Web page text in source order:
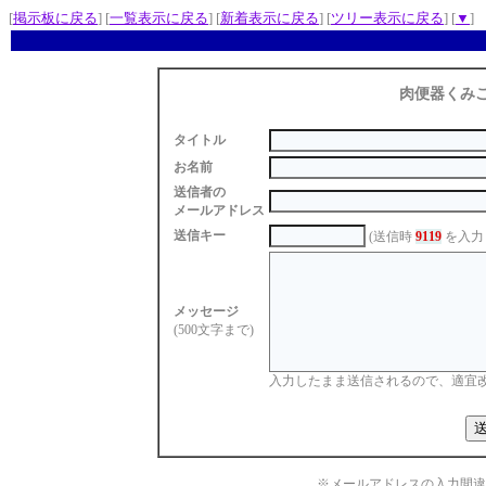
[掲示板に戻る] [一覧表示に戻る] [新着表示に戻る] [ツリー表示に戻る] [▼ ]
肉便器くみ
タイトル
お名前
送信者の
メールアドレス
送信キー
(送信時 9119を入力
メッセージ
(500文字まで)
入力したまま送信されるので、適宜